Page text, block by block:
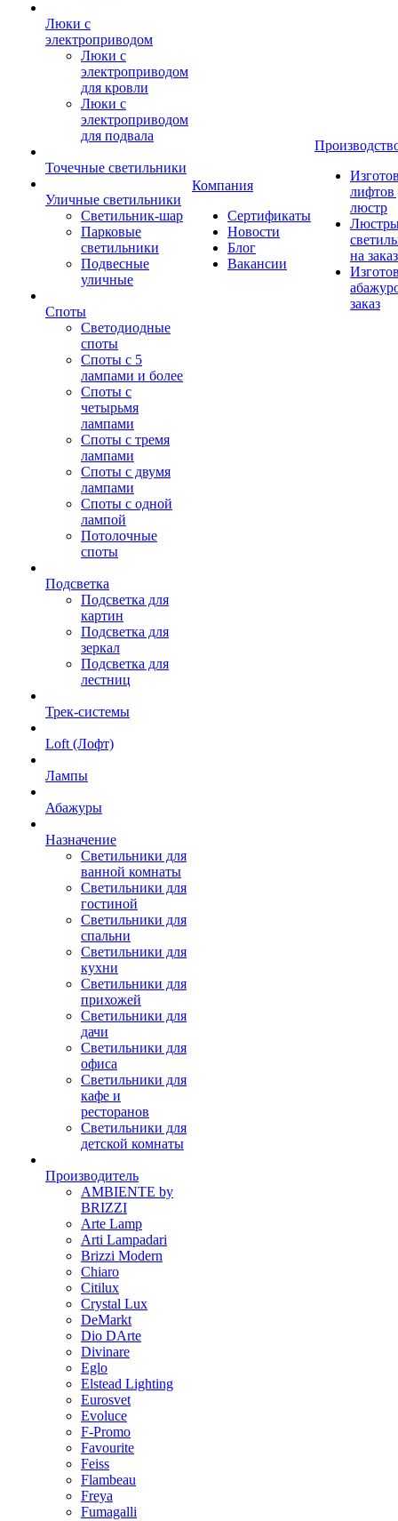
Люки с
электроприводом
Люки с
электроприводом
для кровли
Люки с
электроприводом
для подвала
Точечные светильники
Уличные светильники
Светильник-шар
Парковые
светильники
Подвесные
уличные
Споты
Светодиодные
споты
Споты с 5
лампами и более
Споты с
четырьмя
лампами
Споты с тремя
лампами
Споты с двумя
лампами
Споты с одной
лампой
Потолочные
споты
Подсветка
Подсветка для
картин
Подсветка для
зеркал
Подсветка для
лестниц
Трек-системы
Loft (Лофт)
Лампы
Абажуры
Назначение
Светильники для
ванной комнаты
Светильники для
гостиной
Светильники для
спальни
Светильники для
кухни
Светильники для
прихожей
Светильники для
дачи
Светильники для
офиса
Светильники для
кафе и
ресторанов
Светильники для
детской комнаты
Производитель
AMBIENTE by
BRIZZI
Arte Lamp
Arti Lampadari
Brizzi Modern
Chiaro
Citilux
Crystal Lux
DeMarkt
Dio DArte
Divinare
Eglo
Elstead Lighting
Eurosvet
Evoluce
F-Promo
Favourite
Feiss
Flambeau
Freya
Fumagalli
Компания
Сертификаты
Новости
Блог
Вакансии
лифтов
люстр
на заказ
заказ